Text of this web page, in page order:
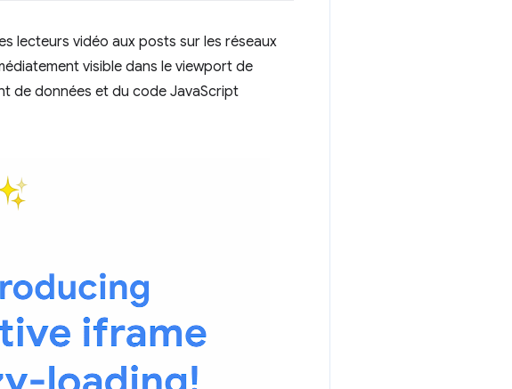
lecteurs vidéo aux posts sur les réseaux
visible dans le viewport de
de données et du code JavaScript